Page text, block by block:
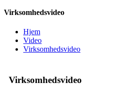
Virksomhedsvideo
Hjem
Video
Virksomhedsvideo
Virksomhedsvideo